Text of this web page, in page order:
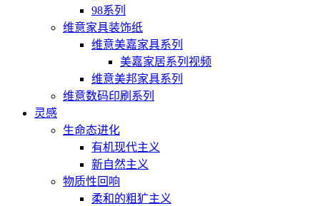
98系列
维意家具装饰纸
维意美嘉家具系列
美嘉家居系列视频
维意美邦家具系列
维意数码印刷系列
灵感
生命态进化
有机现代主义
新自然主义
物质性回响
柔和的粗犷主义